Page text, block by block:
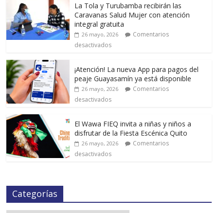
La Tola y Turubamba recibirán las
Caravanas Salud Mujer con atención
integral gratuita
26 mayo, 2026
Comentarios
desactivados
¡Atención! La nueva App para pagos del
peaje Guayasamín ya está disponible
26 mayo, 2026
Comentarios
desactivados
El Wawa FIEQ invita a niñas y niños a
disfrutar de la Fiesta Escénica Quito
26 mayo, 2026
Comentarios
desactivados
Categorías